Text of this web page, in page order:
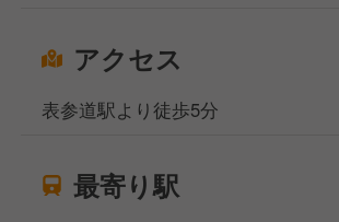
アクセス
表参道駅より徒歩5分
最寄り駅